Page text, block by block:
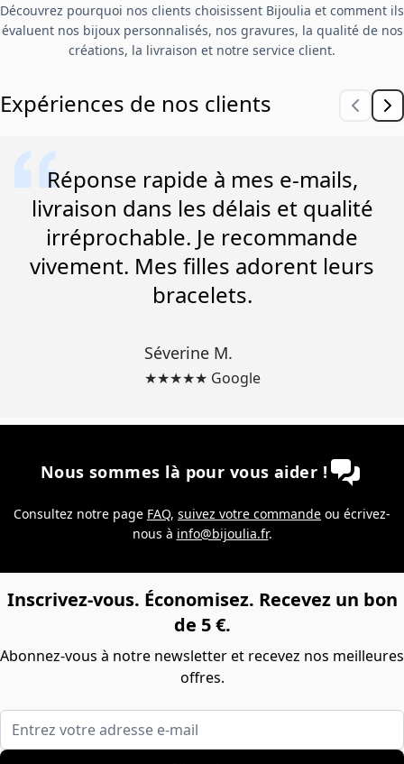
Découvrez pourquoi nos clients choisissent Bijoulia et comment ils
évaluent nos bijoux personnalisés, nos gravures, la qualité de nos
créations, la livraison et notre service client.
Expériences de nos clients
Réponse rapide à mes e-mails,
livraison dans les délais et qualité
irréprochable. Je recommande
vivement. Mes filles adorent leurs
bracelets.
Séverine M.
★★★★★ Google
Nous sommes là pour vous aider !
Consultez notre page FAQ, suivez votre commande ou écrivez-
nous à info@bijoulia.fr.
Inscrivez-vous. Économisez. Recevez un bon
de 5 €.
Abonnez-vous à notre newsletter et recevez nos meilleures
offres.
Entrez votre adresse e-mail